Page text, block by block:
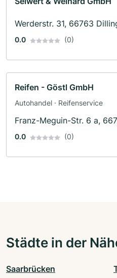
Werderstr. 31, 66763
0.0 (0)
Reifen - Göstl GmbH
Autohandel · Reifenservice
Franz-Meguin-Str. 6 a,
0.0 (0)
Städte in der
Saarbrücken